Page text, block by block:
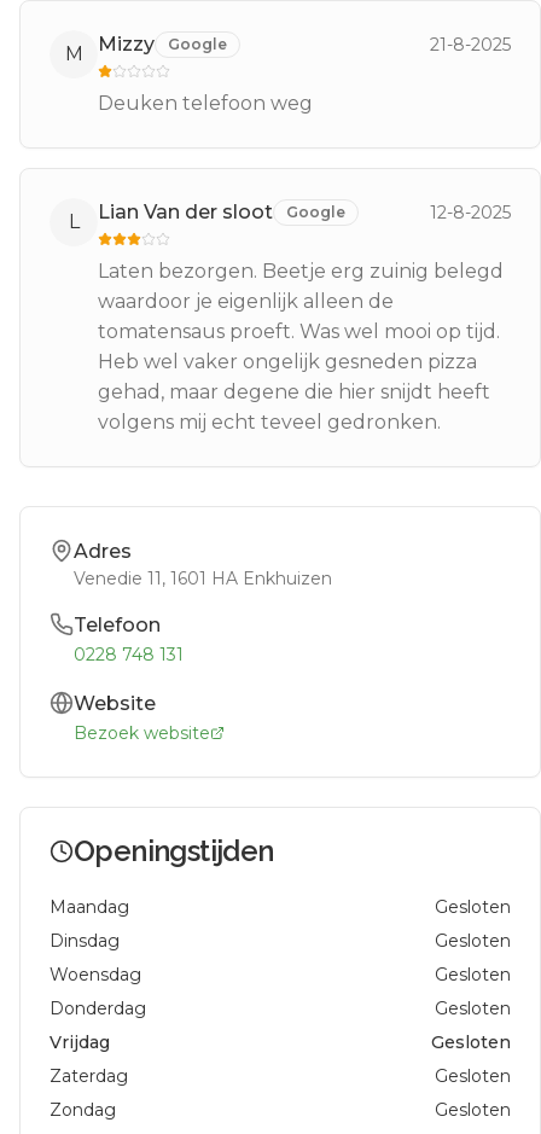
M Mizzy Google 21-8-2025
Deuken telefoon weg
L Lian Van der sloot Google 12-8-2025
Laten bezorgen. Beetje erg zuinig belegd
waardoor je eigenlijk alleen de
tomatensaus proeft. Was wel mooi op tijd.
Heb wel vaker ongelijk gesneden pizza
gehad, maar degene die hier snijdt heeft
volgens mij echt teveel gedronken.
Adres
Venedie 11, 1601 HA Enkhuizen
Telefoon
0228 748 131
Website
Bezoek website
Openingstijden
Maandag
Gesloten
Dinsdag
Gesloten
Woensdag
Gesloten
Donderdag
Gesloten
Vrijdag
Gesloten
Zaterdag
Gesloten
Zondag
Gesloten